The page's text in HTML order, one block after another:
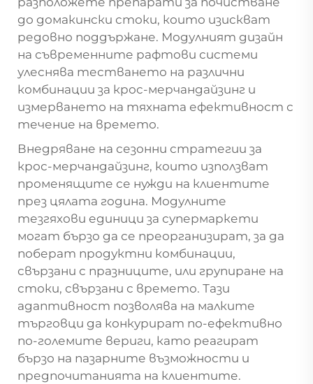
до домакински стоки, които изискват
редовно поддържане. Модулният дизайн
на съвременните рафтови системи
улеснява тестването на различни
комбинации за крос-мерчандайзинг и
измерването на тяхната ефективност с
течение на времето.
Внедряване на сезонни стратегии за
крос-мерчандайзинг, които използват
променящите се нужди на клиентите
през цялата година. Модулните
тезгяхови единици за супермаркети
могат бързо да се преорганизират, за да
поберат продуктни комбинации,
свързани с празниците, или групиране на
стоки, свързани с времето. Тази
адаптивност позволява на малките
търговци да конкурират по-ефективно
по-големите вериги, като реагират
бързо на пазарните възможности и
предпочитанията на клиентите.